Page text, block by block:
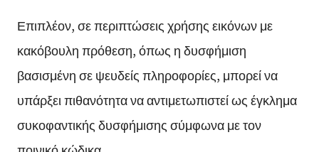
Επιπλέον, σε περιπτώσεις χρήσης εικόνων με
κακόβουλη πρόθεση, όπως η δυσφήμιση
βασισμένη σε ψευδείς πληροφορίες, μπορεί να
υπάρξει πιθανότητα να αντιμετωπιστεί ως έγκλημα
συκοφαντικής δυσφήμισης σύμφωνα με τον